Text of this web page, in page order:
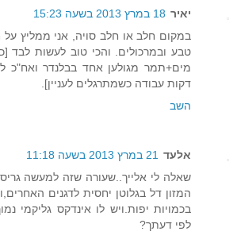
יאיר 18 במרץ 2013 בשעה 15:23
במקום חלב או חלב סויה, אני ממליץ על
טבע ובמרכולים. והכי טוב לעשות לבד
דקות עבודה כשמתרגלים לעניין].
השב
אלעד 21 במרץ 2013 בשעה 11:18
שאלה לי אלייך..שעורה שזה למעשה
המזון דל בגלוטן יחסית לדגנים
בכמויות יפות.ויש לו אינדקס גליקמי
לפי דעתך?